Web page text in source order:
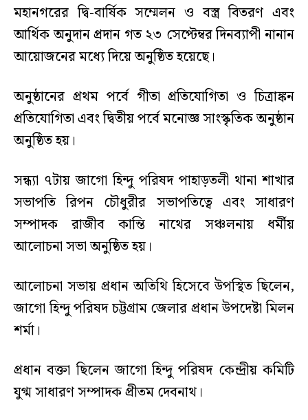
মহানগরের দ্বি-বার্ষিক সম্মেলন ও বস্ত্র বিতরণ এবং
আর্থিক অনুদান প্রদান গত ২৩ সেপ্টেম্বর দিনব্যাপী নানান
আয়োজনের মধ্যে দিয়ে অনুষ্ঠিত হয়েছে।
অনুষ্ঠানের প্রথম পর্বে গীতা প্রতিযোগিতা ও চিত্রাঙ্কন
প্রতিযোগিতা এবং দ্বিতীয় পর্বে মনোজ্ঞ সাংস্কৃতিক অনুষ্ঠান
অনুষ্ঠিত হয়।
সন্ধ্যা ৭টায় জাগো হিন্দু পরিষদ পাহাড়তলী থানা শাখার
সভাপতি রিপন চৌধুরীর সভাপতিত্বে এবং সাধারণ
সম্পাদক রাজীব কান্তি নাথের সঞ্চলনায় ধর্মীয়
আলোচনা সভা অনুষ্ঠিত হয়।
আলোচনা সভায় প্রধান অতিথি হিসেবে উপস্থিত ছিলেন,
জাগো হিন্দু পরিষদ চট্টগ্রাম জেলার প্রধান উপদেষ্টা মিলন
শর্মা।
প্রধান বক্তা ছিলেন জাগো হিন্দু পরিষদ কেন্দ্রীয় কমিটি
যুগ্ম সাধারণ সম্পাদক প্রীতম দেবনাথ।